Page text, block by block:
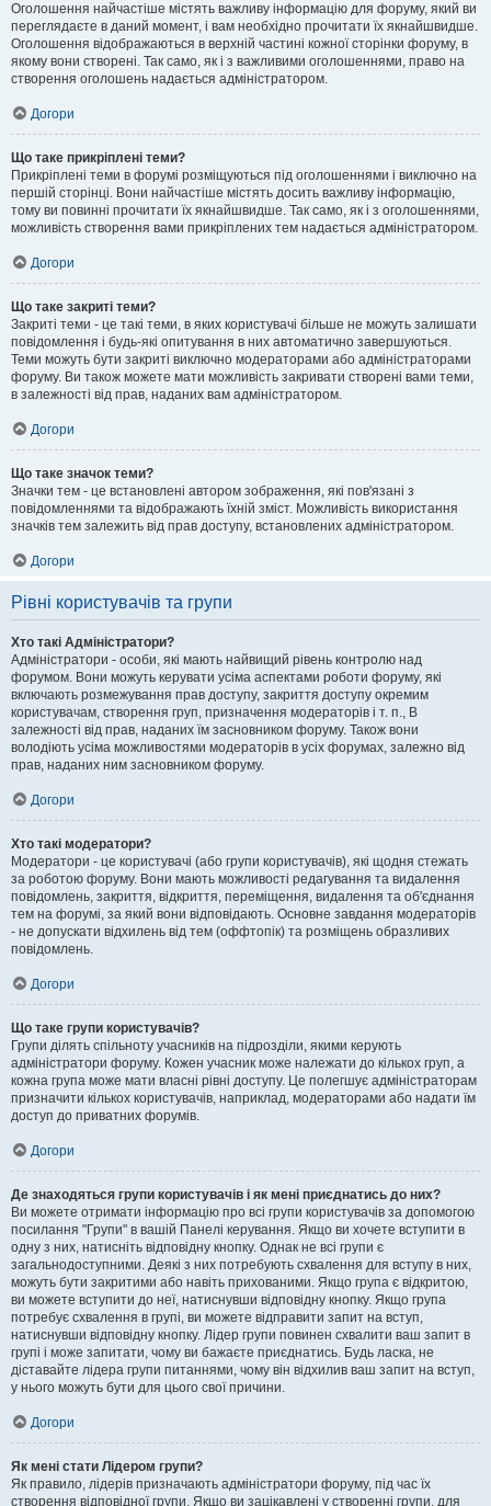
Оголошення найчастіше містять важливу інформацію для форуму, який ви
переглядаєте в даний момент, і вам необхідно прочитати їх якнайшвидше.
Оголошення відображаються в верхній частині кожної сторінки форуму, в
якому вони створені. Так само, як і з важливими оголошеннями, право на
створення оголошень надається адміністратором.
Догори
Що таке прикріплені теми?
Прикріплені теми в форумі розміщуються під оголошеннями і виключно на
першій сторінці. Вони найчастіше містять досить важливу інформацію,
тому ви повинні прочитати їх якнайшвидше. Так само, як і з оголошеннями,
можливість створення вами прикріплених тем надається адміністратором.
Догори
Що таке закриті теми?
Закриті теми - це такі теми, в яких користувачі більше не можуть залишати
повідомлення і будь-які опитування в них автоматично завершуються.
Теми можуть бути закриті виключно модераторами або адміністраторами
форуму. Ви також можете мати можливість закривати створені вами теми,
в залежності від прав, наданих вам адміністратором.
Догори
Що таке значок теми?
Значки тем - це встановлені автором зображення, які пов'язані з
повідомленнями та відображають їхній зміст. Можливість використання
значків тем залежить від прав доступу, встановлених адміністратором.
Догори
Рівні користувачів та групи
Хто такі Адміністратори?
Адміністратори - особи, які мають найвищий рівень контролю над
форумом. Вони можуть керувати усіма аспектами роботи форуму, які
включають розмежування прав доступу, закриття доступу окремим
користувачам, створення груп, призначення модераторів і т. п., В
залежності від прав, наданих їм засновником форуму. Також вони
володіють усіма можливостями модераторів в усіх форумах, залежно від
прав, наданих ним засновником форуму.
Догори
Хто такі модератори?
Модератори - це користувачі (або групи користувачів), які щодня стежать
за роботою форуму. Вони мають можливості редагування та видалення
повідомлень, закриття, відкриття, переміщення, видалення та об'єднання
тем на форумі, за який вони відповідають. Основне завдання модераторів
- не допускати відхилень від тем (оффтопік) та розміщень образливих
повідомлень.
Догори
Що таке групи користувачів?
Групи ділять спільноту учасників на підрозділи, якими керують
адміністратори форуму. Кожен учасник може належати до кількох груп, а
кожна група може мати власні рівні доступу. Це полегшує адміністраторам
призначити кількох користувачів, наприклад, модераторами або надати їм
доступ до приватних форумів.
Догори
Де знаходяться групи користувачів і як мені приєднатись до них?
Ви можете отримати інформацію про всі групи користувачів за допомогою
посилання "Групи" в вашій Панелі керування. Якщо ви хочете вступити в
одну з них, натисніть відповідну кнопку. Однак не всі групи є
загальнодоступними. Деякі з них потребують схвалення для вступу в них,
можуть бути закритими або навіть прихованими. Якщо група є відкритою,
ви можете вступити до неї, натиснувши відповідну кнопку. Якщо група
потребує схвалення в групі, ви можете відправити запит на вступ,
натиснувши відповідну кнопку. Лідер групи повинен схвалити ваш запит в
групі і може запитати, чому ви бажаєте приєднатись. Будь ласка, не
діставайте лідера групи питаннями, чому він відхилив ваш запит на вступ,
у нього можуть бути для цього свої причини.
Догори
Як мені стати Лідером групи?
Як правило, лідерів призначають адміністратори форуму, під час їх
створення відповідної групи. Якщо ви зацікавлені у створенні групи, для